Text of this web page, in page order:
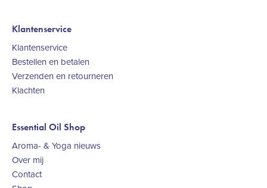
Klantenservice
Klantenservice
Bestellen en betalen
Verzenden en retourneren
Klachten
Essential Oil Shop
Aroma- & Yoga nieuws
Over mij
Contact